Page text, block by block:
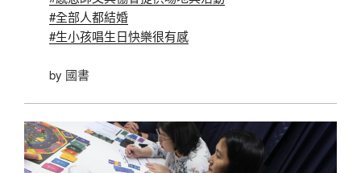
#全部人都結婚
#生小孩唱生日快樂很有感
by 國書